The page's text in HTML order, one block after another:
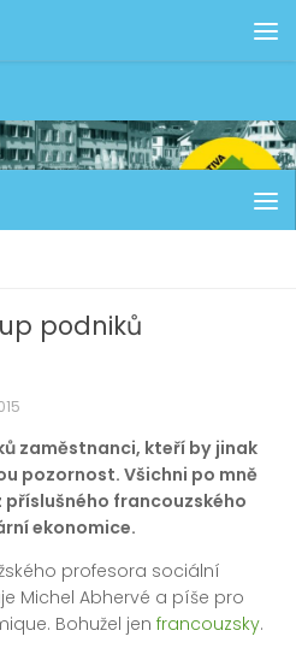
podniků
zaměstnanci, kteří by jinak
pozornost. Všichni po mně
francouzského
ekonomice.
profesora sociální
Michel Abhervé a píše pro
Bohužel jen francouzsky.